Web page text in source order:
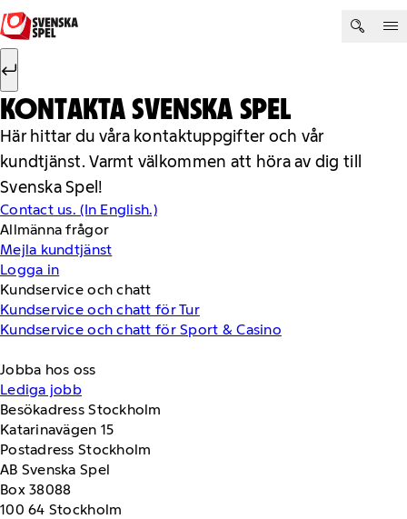
Hoppa till innehåll
Sök efter:
KONTAKTA SVENSKA SPEL
Här hittar du våra kontaktuppgifter och vår
kundtjänst. Varmt välkommen att höra av dig till
Svenska Spel!
Contact us. (In English.)
Allmänna frågor
Mejla kundtjänst
Logga in
Kundservice och chatt
Kundservice och chatt för Tur
Kundservice och chatt för Sport & Casino
Jobba hos oss
Lediga jobb
Besökadress Stockholm
Katarinavägen 15
Postadress Stockholm
AB Svenska Spel
Box 38088
100 64 Stockholm